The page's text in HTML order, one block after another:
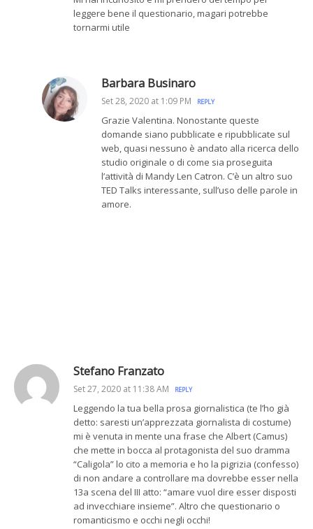
leggere bene il questionario, magari potrebbe
tornarmi utile
Barbara Businaro
Set 28, 2020 at 1:09 PM REPLY
Grazie Valentina. Nonostante queste
domande siano pubblicate e ripubblicate sul
web, quasi nessuno è andato alla ricerca dello
studio originale o di come sia proseguita
l’attività di Mandy Len Catron. C’è un altro suo
TED Talks interessante, sull’uso delle parole in
amore.
Stefano Franzato
Set 27, 2020 at 11:38 AM REPLY
Leggendo la tua bella prosa giornalistica (te l’ho già
detto: saresti un’apprezzata giornalista di costume)
mi è venuta in mente una frase che Albert (Camus)
che mette in bocca al protagonista del suo dramma
“Caligola” lo cito a memoria e ho la pigrizia (confesso)
di non andare a controllare ma dovrebbe esser nella
13a scena del III atto: “amare vuol dire esser disposti
ad invecchiare insieme”. Altro che questionario o
romanticismo e occhi negli occhi!